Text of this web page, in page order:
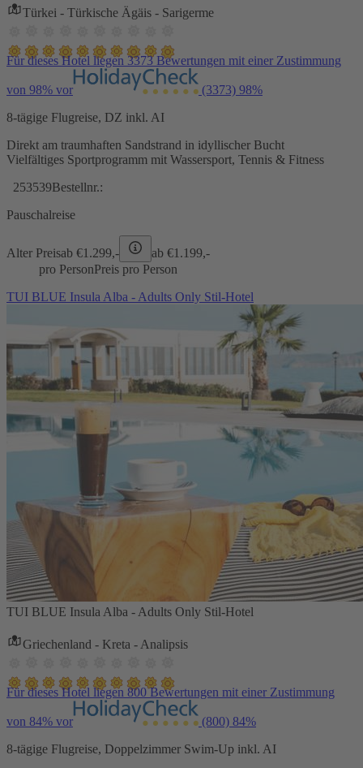
Türkei - Türkische Ägäis - Sarigerme
Für dieses Hotel liegen 3373 Bewertungen mit einer Zustimmung
von 98% vor (3373) 98%
8-tägige Flugreise, DZ inkl. AI
Direkt am traumhaften Sandstrand in idyllischer Bucht
Vielfältiges Sportprogramm mit Wassersport, Tennis & Fitness
253539Bestellnr.:
Pauschalreise
Alter Preisab €1.299,- ab €1.199,-
pro PersonPreis pro Person
TUI BLUE Insula Alba - Adults Only Stil-Hotel
TUI BLUE Insula Alba - Adults Only Stil-Hotel
Griechenland - Kreta - Analipsis
Für dieses Hotel liegen 800 Bewertungen mit einer Zustimmung
von 84% vor (800) 84%
8-tägige Flugreise, Doppelzimmer Swim-Up inkl. AI